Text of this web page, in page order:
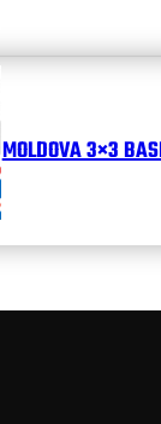
MOLDOVA 3×3